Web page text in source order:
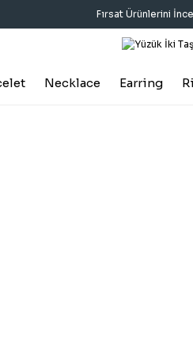
Fırsat Ürünlerini
Necklace Earring